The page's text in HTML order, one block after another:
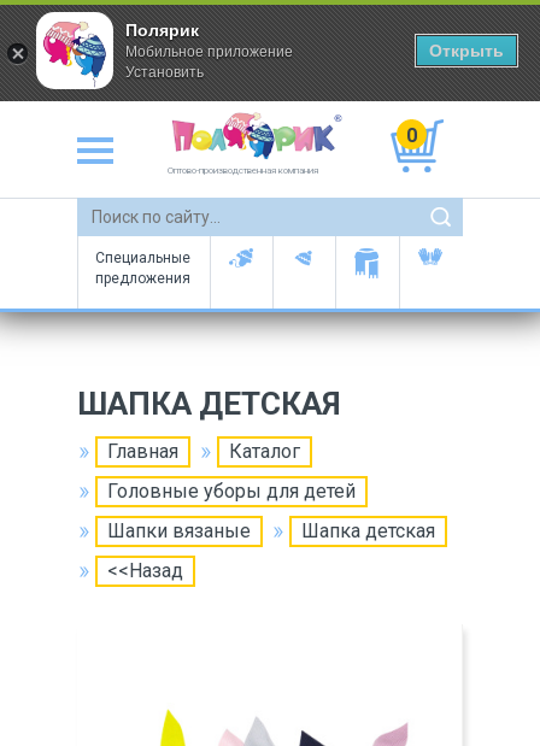
Оптово-производственная компания
0
Специальные
предложения
ШАПКА ДЕТСКАЯ
Главная
Каталог
Головные уборы для детей
Шапки вязаные
Шапка детская
<<Назад
Полярик
Мобильное приложение
Установить
Открыть